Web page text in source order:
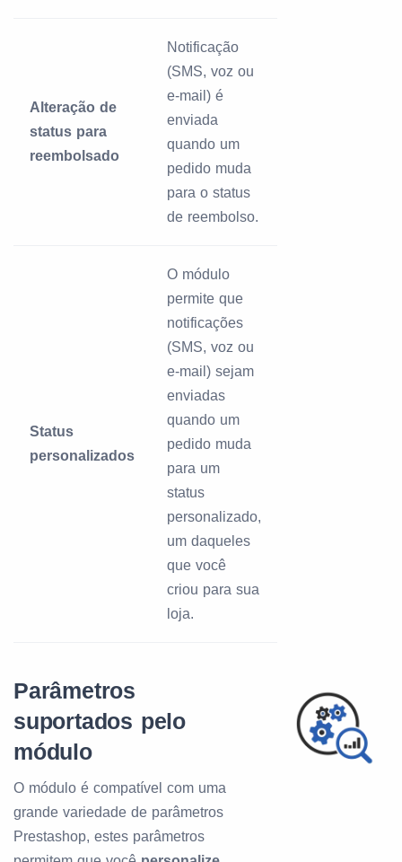
Alteração de
status para
reembolsado
Notificação
(SMS, voz ou
e-mail) é
enviada
quando um
pedido muda
para o status
de reembolso.
Status
personalizados
O módulo
permite que
notificações
(SMS, voz ou
e-mail) sejam
enviadas
quando um
pedido muda
para um
status
personalizado,
um daqueles
que você
criou para sua
loja.
Parâmetros
suportados pelo
módulo
O módulo é compatível com uma
grande variedade de parâmetros
Prestashop, estes parâmetros